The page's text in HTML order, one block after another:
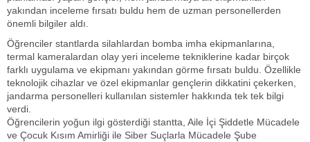
yakından inceleme fırsatı buldu hem de uzman personellerden
önemli bilgiler aldı.
Öğrenciler stantlarda silahlardan bomba imha ekipmanlarına,
termal kameralardan olay yeri inceleme tekniklerine kadar birçok
farklı uygulama ve ekipmanı yakından görme fırsatı buldu. Özellikle
teknolojik cihazlar ve özel ekipmanlar gençlerin dikkatini çekerken,
jandarma personelleri kullanılan sistemler hakkında tek tek bilgi
verdi.
Öğrencilerin yoğun ilgi gösterdiği stantta, Aile İçi Şiddetle Mücadele
ve Çocuk Kısım Amirliği ile Siber Suçlarla Mücadele Şube